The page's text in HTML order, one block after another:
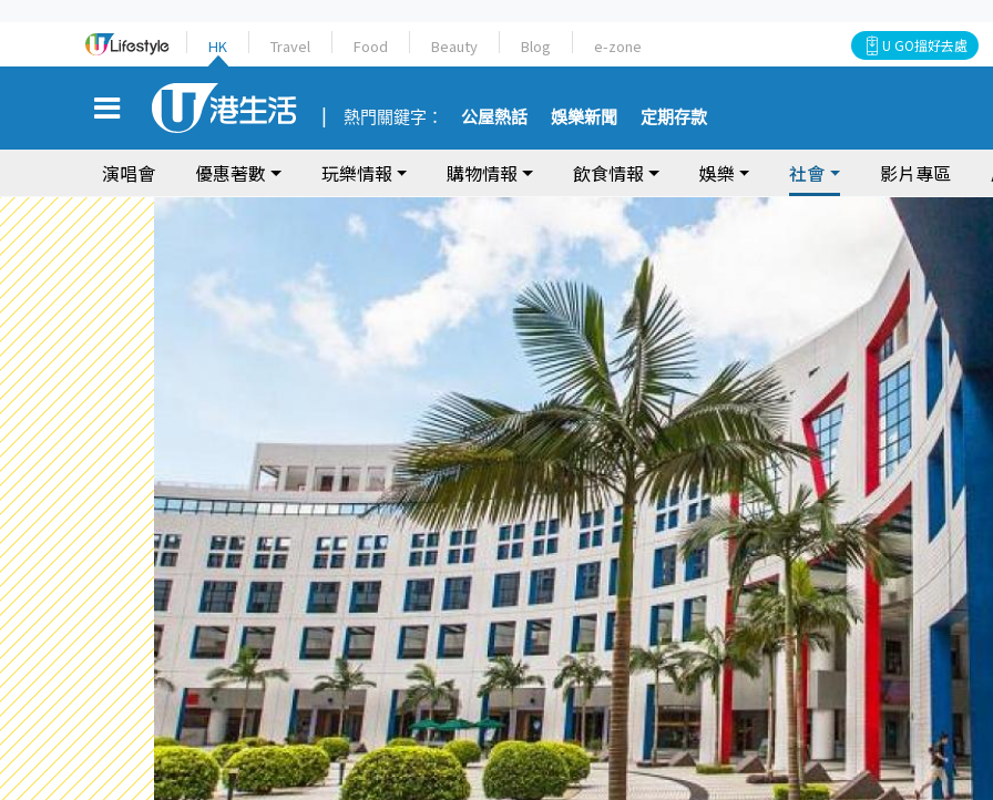
HK Travel Food Beauty Blog e-zone U GO搵好去處
熱門關鍵字： 公屋熱話 娛樂新聞 定期存款
演唱會 優惠著數 玩樂情報 購物情報 飲食情報 娛樂 社會 影片專區